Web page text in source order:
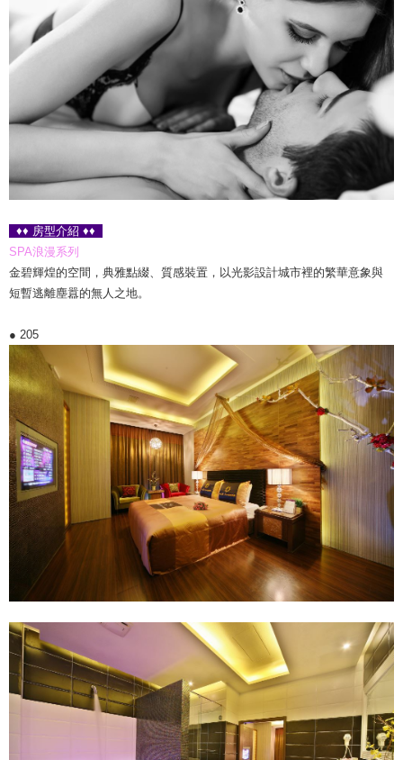
♦♦ 房型介紹 ♦♦
SPA浪漫系列
金碧輝煌的空間，典雅點綴、質感裝置，以光影設計城市裡的繁華意象與
短暫逃離塵囂的無人之地。
● 205